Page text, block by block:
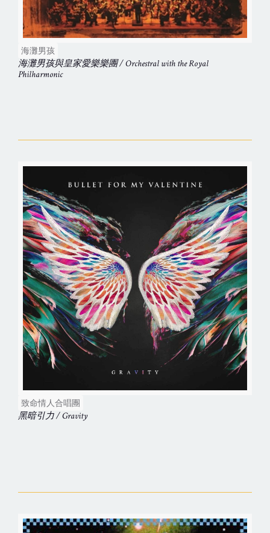
海灘男孩
海灘男孩與皇家愛樂樂團 / Orchestral with the Royal
Philharmonic
致命情人合唱團
黑暗引力 / Gravity